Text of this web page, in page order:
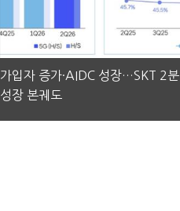
가입자 증가·AIDC 성장…SKT 2
성장 본궤도